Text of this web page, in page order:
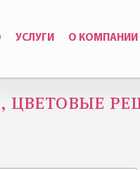
УСЛУГИ О КОМПАНИИ
цветовые